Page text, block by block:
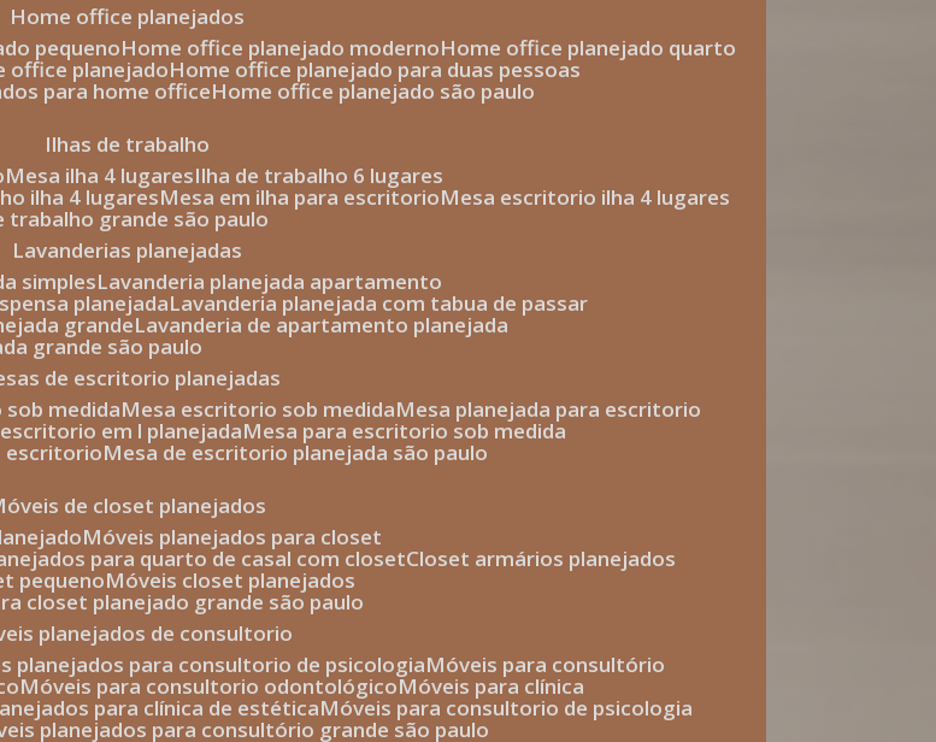
home office planejados
pequeno home office planejado moderno home office planejado quarto
office planejado home office planejado para duas pessoas
para home office home office planejado são paulo
ilhas de trabalho
mesa ilha 4 lugares ilha de trabalho 6 lugares
ilha 4 lugares mesa em ilha para escritorio mesa escritorio ilha 4 lugares
trabalho grande são paulo
lavanderias planejadas
simples lavanderia planejada apartamento
planejada lavanderia planejada com tabua de passar
grande lavanderia de apartamento planejada
grande são paulo
de escritorio planejadas
sob medida mesa escritorio sob medida mesa planejada para escritorio
escritorio em l planejada mesa para escritorio sob medida
escritorio mesa de escritorio planejada são paulo
móveis de closet planejados
móveis planejados para closet
para quarto de casal com closet closet armários planejados
pequeno móveis closet planejados
closet planejado grande são paulo
planejados de consultorio
planejados para consultorio de psicologia móveis para consultório
móveis para consultorio odontológico móveis para clínica
para clínica de estética móveis para consultorio de psicologia
planejados para consultório grande são paulo